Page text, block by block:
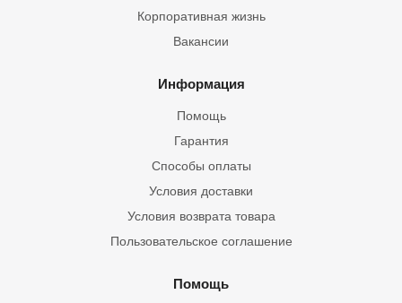
Корпоративная жизнь
Вакансии
Информация
Помощь
Гарантия
Способы оплаты
Условия доставки
Условия возврата товара
Пользовательское соглашение
Помощь